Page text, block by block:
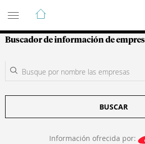
Guía de Empresas
Buscador de información de
BUSCAR
Información ofrecida por: